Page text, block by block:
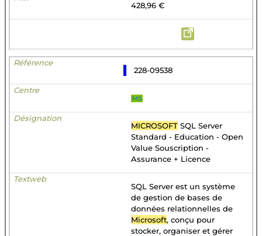
428,96 €
228-09538
MS
MICROSOFT SQL Server
Standard - Education - Open
Value Souscription -
Assurance + Licence
SQL Server est un système
de gestion de bases de
données relationnelles de
Microsoft, conçu pour
stocker, organiser et gérer